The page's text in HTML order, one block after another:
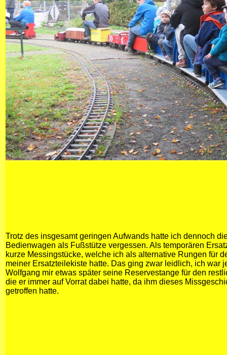
Trotz des insgesamt geringen Aufwands hatte ich dennoch
Bedienwagen als Fußstütze vergessen. Als temporären
kurze Messingstücke, welche ich als alternative Rungen für
meiner Ersatzteilekiste hatte. Das ging zwar leidlich, ich war
Wolfgang mir etwas später seine Reservestange für den
die er immer auf Vorrat dabei hatte, da ihm dieses
getroffen hatte.